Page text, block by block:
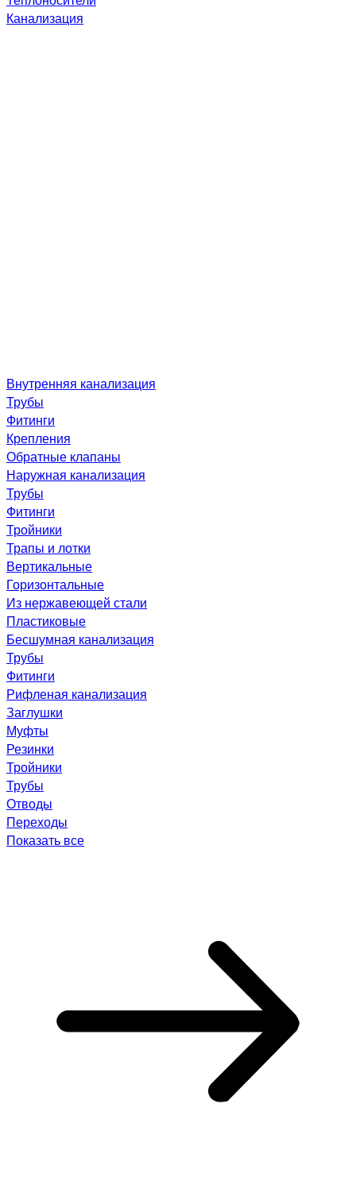
Канализация
Внутренняя канализация
Трубы
Фитинги
Крепления
Обратные клапаны
Наружная канализация
Трубы
Фитинги
Тройники
Трапы и лотки
Вертикальные
Горизонтальные
Из нержавеющей стали
Пластиковые
Бесшумная канализация
Трубы
Фитинги
Рифленая канализация
Заглушки
Муфты
Резинки
Тройники
Трубы
Отводы
Переходы
Показать все